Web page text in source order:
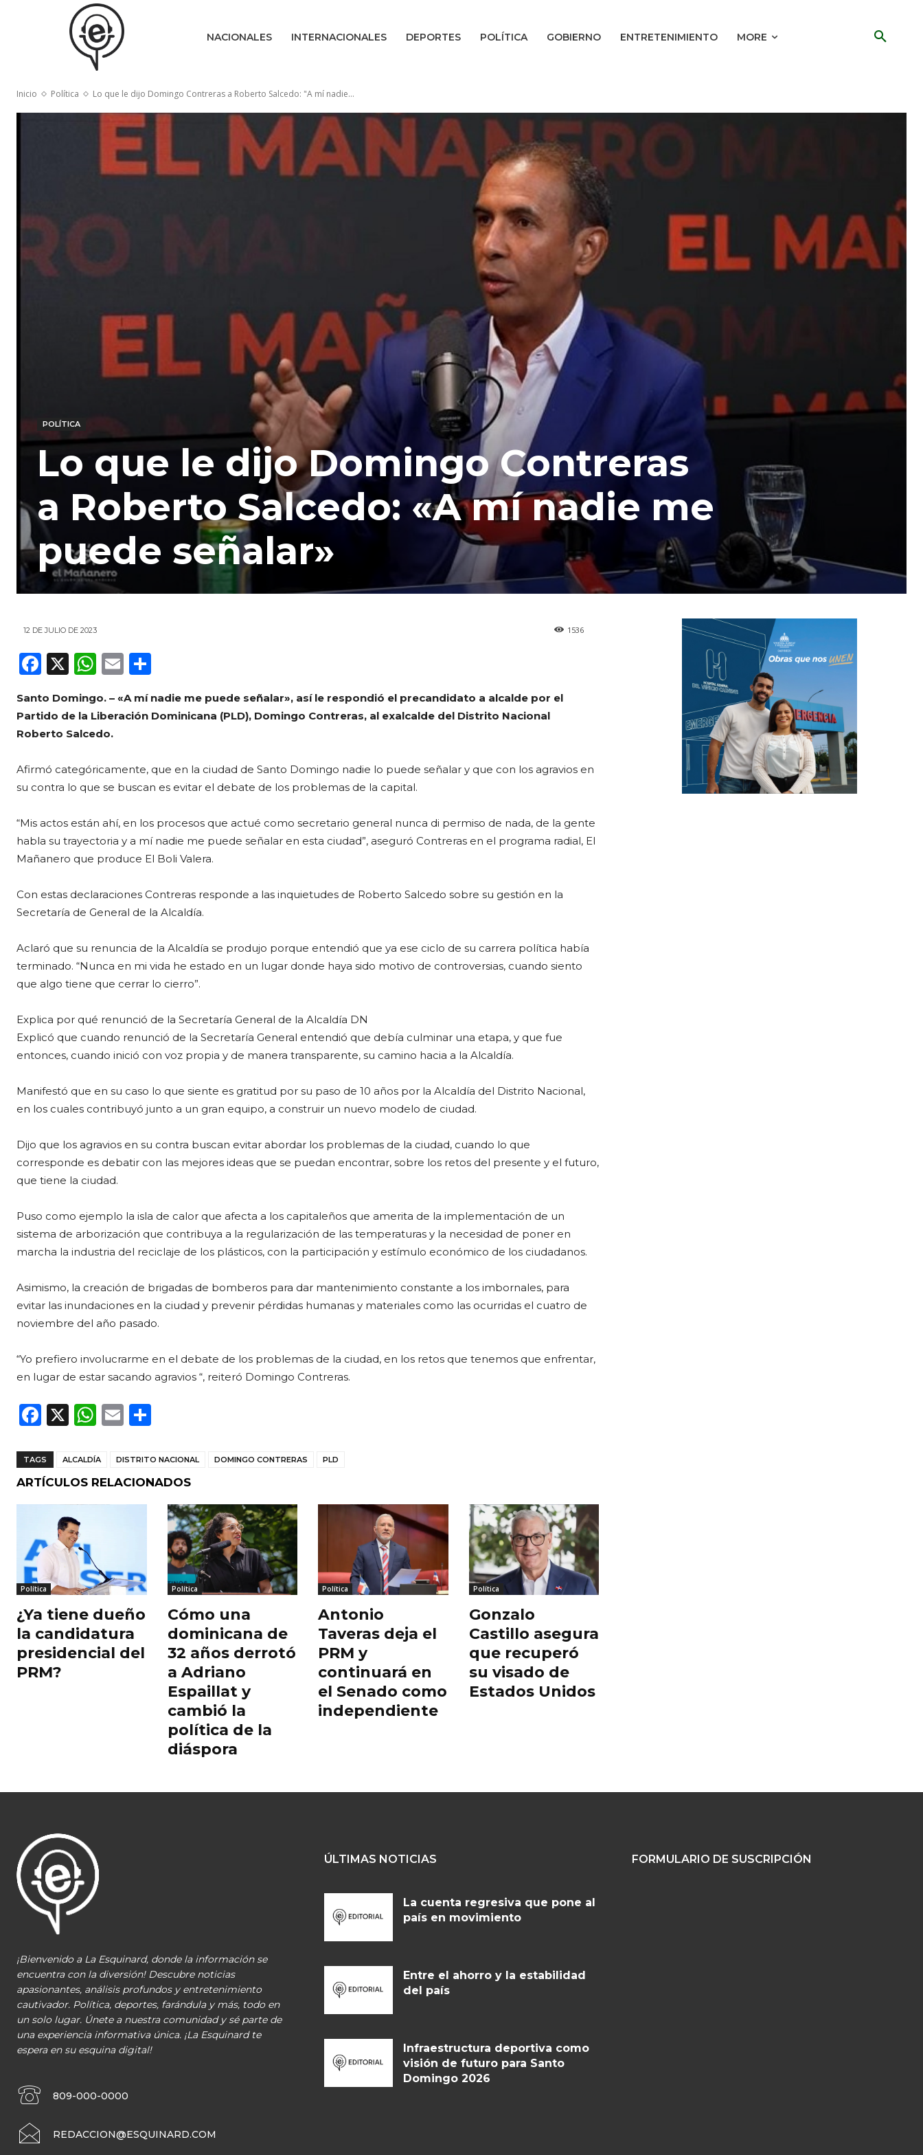
NACIONALES INTERNACIONALES DEPORTES POLÍTICA GOBIERNO ENTRETENIMIENTO MORE
Inicio Política Lo que le dijo Domingo Contreras a Roberto Salcedo: "A mí nadie...
POLÍTICA
Lo que le dijo Domingo Contreras
a Roberto Salcedo: «A mí nadie me
puede señalar»
12 DE JULIO DE 2023 1536
F
c
e
o
o
k
X
W
a
ts
p
p
E
ai m
ti
r
Santo Domingo. – «A mí nadie me puede señalar», así le respondió el precandidato a alcalde por el
Partido de la Liberación Dominicana (PLD), Domingo Contreras, al exalcalde del Distrito Nacional
Roberto Salcedo.
Afirmó categóricamente, que en la ciudad de Santo Domingo nadie lo puede señalar y que con los agravios en
su contra lo que se buscan es evitar el debate de los problemas de la capital.
“Mis actos están ahí, en los procesos que actué como secretario general nunca di permiso de nada, de la gente
habla su trayectoria y a mí nadie me puede señalar en esta ciudad”, aseguró Contreras en el programa radial, El
Mañanero que produce El Boli Valera.
Con estas declaraciones Contreras responde a las inquietudes de Roberto Salcedo sobre su gestión en la
Secretaría de General de la Alcaldía.
Aclaró que su renuncia de la Alcaldía se produjo porque entendió que ya ese ciclo de su carrera política había
terminado. “Nunca en mi vida he estado en un lugar donde haya sido motivo de controversias, cuando siento
que algo tiene que cerrar lo cierro”.
Explica por qué renunció de la Secretaría General de la Alcaldía DN
Explicó que cuando renunció de la Secretaría General entendió que debía culminar una etapa, y que fue
entonces, cuando inició con voz propia y de manera transparente, su camino hacia a la Alcaldía.
Manifestó que en su caso lo que siente es gratitud por su paso de 10 años por la Alcaldía del Distrito Nacional,
en los cuales contribuyó junto a un gran equipo, a construir un nuevo modelo de ciudad.
Dijo que los agravios en su contra buscan evitar abordar los problemas de la ciudad, cuando lo que
corresponde es debatir con las mejores ideas que se puedan encontrar, sobre los retos del presente y el futuro,
que tiene la ciudad.
Puso como ejemplo la isla de calor que afecta a los capitaleños que amerita de la implementación de un
sistema de arborización que contribuya a la regularización de las temperaturas y la necesidad de poner en
marcha la industria del reciclaje de los plásticos, con la participación y estímulo económico de los ciudadanos.
Asimismo, la creación de brigadas de bomberos para dar mantenimiento constante a los imbornales, para
evitar las inundaciones en la ciudad y prevenir pérdidas humanas y materiales como las ocurridas el cuatro de
noviembre del año pasado.
“Yo prefiero involucrarme en el debate de los problemas de la ciudad, en los retos que tenemos que enfrentar,
en lugar de estar sacando agravios “, reiteró Domingo Contreras.
F
c
e
b
o
k
X
W
a
ts
A
E
ai
l
m
p
ar
TAGS ALCALDÍA DISTRITO NACIONAL DOMINGO CONTRERAS PLD
ARTÍCULOS RELACIONADOS
Política
¿Ya tiene dueño
la candidatura
presidencial del
PRM?
Política
Cómo una
dominicana de
32 años derrotó
a Adriano
Espaillat y
cambió la
política de la
diáspora
Política
Antonio
Taveras deja el
PRM y
continuará en
el Senado como
independiente
Política
Gonzalo
Castillo asegura
que recuperó
su visado de
Estados Unidos
¡Bienvenido a La Esquinard, donde la información se
encuentra con la diversión! Descubre noticias
apasionantes, análisis profundos y entretenimiento
cautivador. Política, deportes, farándula y más, todo en
un solo lugar. Únete a nuestra comunidad y sé parte de
una experiencia informativa única. ¡La Esquinard te
espera en su esquina digital!
809-000-0000
REDACCION@ESQUINARD.COM
ÚLTIMAS NOTICIAS
La cuenta regresiva que pone al
país en movimiento
Entre el ahorro y la estabilidad
del país
Infraestructura deportiva como
visión de futuro para Santo
Domingo 2026
FORMULARIO DE SUSCRIPCIÓN